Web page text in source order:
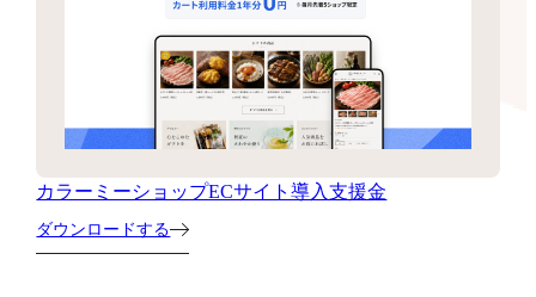
カラーミーショップECサイト導入支援金
ダウンロードする